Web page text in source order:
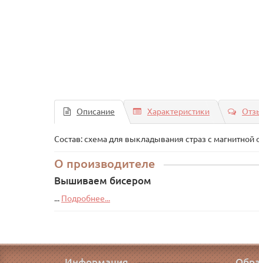
Описание Характеристики
Состав: схема для выкладывания страз с
О производителе
Вышиваем бисером
... Подробнее...